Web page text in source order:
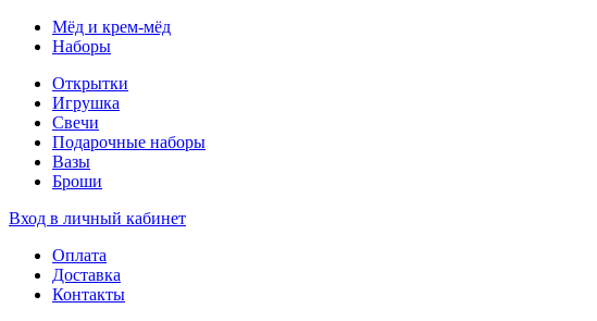
Мёд и крем-мёд
Наборы
Открытки
Игрушка
Свечи
Подарочные наборы
Вазы
Броши
Вход в личный кабинет
Оплата
Доставка
Контакты